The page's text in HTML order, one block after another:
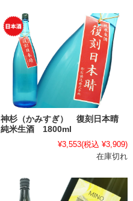
神杉（かみすぎ） 復刻日本晴
純米生酒 1800ml
¥3,553(税込 ¥3,909)
在庫切れ